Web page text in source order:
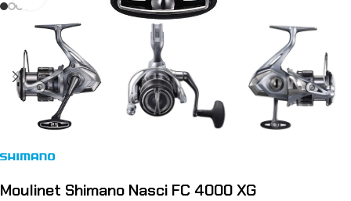
Moulinet Shimano Nasci FC 4000 XG